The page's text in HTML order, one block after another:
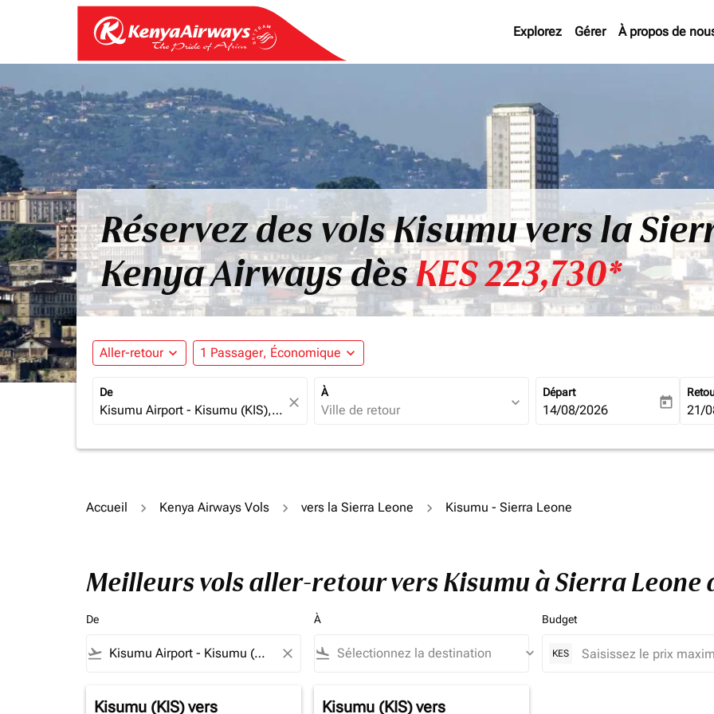
Explorez Gérer À propos de
Réservez des vols Kisumu vers la
Kenya Airways dèsKES 223,730*
Aller-retour expand_more 1 Passager, Économique expand_more
De
close
À
expand_more
Départ
fc-booking-departure-date-
14/08/2026 today fc-
21/
Accueil Kenya Airways Vols vers la Sierra Leone Kisumu - Sierra Leone
Meilleurs vols aller-retour vers Kisumu à Sierra Leone
De
flight_takeoff close
À
flight_land keyboard_arrow_down
Budget
KES
Kisumu (KIS)vers
Kisumu (KIS)vers